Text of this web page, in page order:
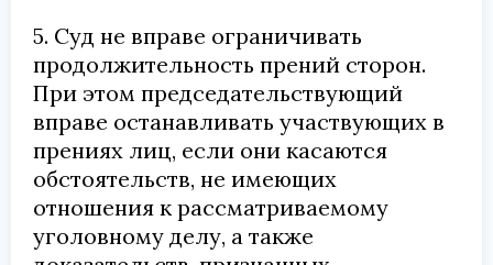
5. Суд не вправе ограничивать
продолжительность прений сторон.
При этом председательствующий
вправе останавливать участвующих в
прениях лиц, если они касаются
обстоятельств, не имеющих
отношения к рассматриваемому
уголовному делу, а также